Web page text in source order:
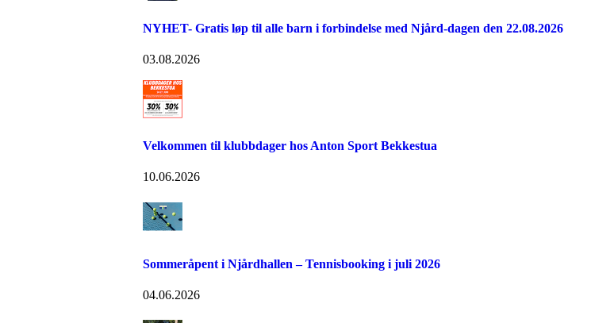
NYHET- Gratis løp til alle barn i forbindelse med Njård-dagen den 22.08.2026
03.08.2026
Velkommen til klubbdager hos Anton Sport Bekkestua
10.06.2026
Sommeråpent i Njårdhallen – Tennisbooking i juli 2026
04.06.2026